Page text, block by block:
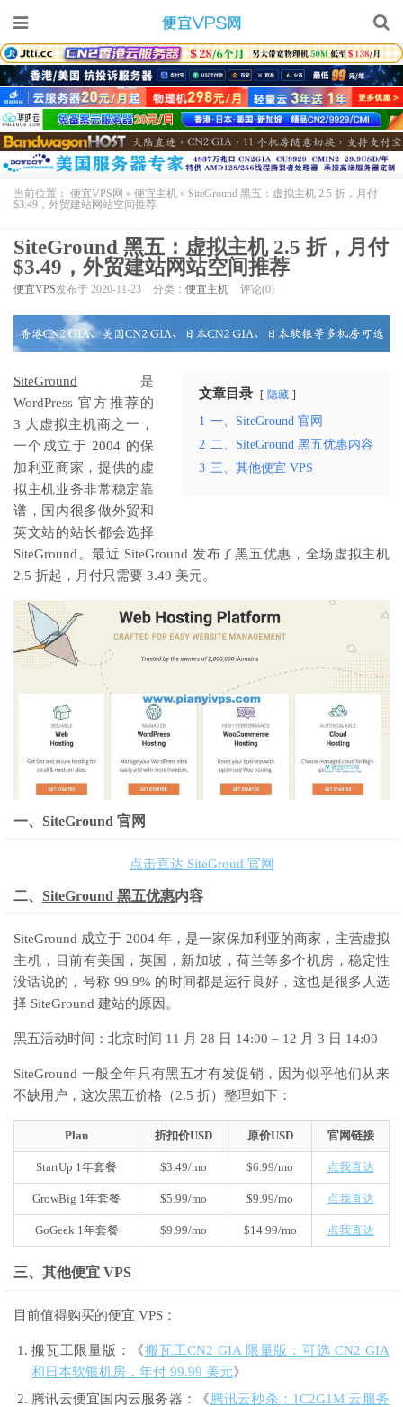
当前位置： 便宜VPS网 » 便宜主机 » SiteGround 黑五：虚拟主机 2.5 折，月付
$3.49，外贸建站网站空间推荐
SiteGround 黑五：虚拟主机 2.5 折，月付
$3.49，外贸建站网站空间推荐
便宜VPS发布于 2020-11-23 分类： 便宜主机 评论(0)
文章目录 隐藏
1 一、SiteGround 官网
2 二、SiteGround 黑五优惠内容
3 三、其他便宜 VPS
SiteGround 是
WordPress 官方推荐的
3 大虚拟主机商之一，
一个成立于 2004 的保
加利亚商家，提供的虚
拟主机业务非常稳定靠
谱，国内很多做外贸和
英文站的站长都会选择
SiteGround。最近 SiteGround 发布了黑五优惠，全场虚拟主机
2.5 折起，月付只需要 3.49 美元。
一、SiteGround 官网
点击直达 SiteGroud 官网
二、 SiteGround 黑五优惠内容
SiteGround 成立于 2004 年，是一家保加利亚的商家，主营虚拟
主机，目前有美国，英国，新加坡，荷兰等多个机房，稳定性
没话说的，号称 99.9% 的时间都是运行良好，这也是很多人选
择 SiteGround 建站的原因。
黑五活动时间：北京时间 11 月 28 日 14:00 – 12 月 3 日 14:00
SiteGround 一般全年只有黑五才有发促销，因为似乎他们从来
不缺用户，这次黑五价格（2.5 折）整理如下：
Plan 折扣价USD 原价USD 官网链接
StartUp 1年套餐 $3.49/mo $6.99/mo 点我直达
GrowBig 1年套餐 $5.99/mo $9.99/mo 点我直达
GoGeek 1年套餐 $9.99/mo $14.99/mo 点我直达
三、其他便宜 VPS
目前值得购买的便宜 VPS：
搬瓦工限量版：《搬瓦工CN2 GIA 限量版：可选 CN2 GIA
和日本软银机房，年付 99.99 美元》
腾讯云便宜国内云服务器：《 腾讯云秒杀：1C2G1M 云服务